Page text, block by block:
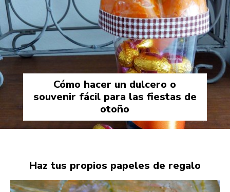
Cómo hacer un dulcero o
souvenir fácil para las fiestas de
otoño
Haz tus propios papeles de regalo